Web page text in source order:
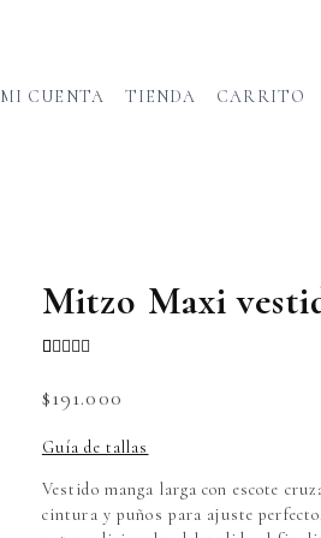
MI CUENTA TIENDA CARRITO
Mitzo Maxi
con
de 5 en
valoración
de un
$191.000
Guía de tallas
Vestido manga larga con escote
cintura y puños para ajuste